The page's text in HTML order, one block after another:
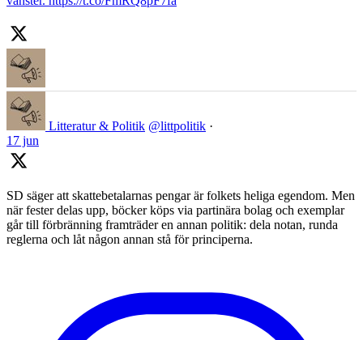
Litteratur & Politik @littpolitik ·
17 jun
SD säger att skattebetalarnas pengar är folkets heliga egendom. Men
när fester delas upp, böcker köps via partinära bolag och exemplar
går till förbränning framträder en annan politik: dela notan, runda
reglerna och låt någon annan stå för principerna.